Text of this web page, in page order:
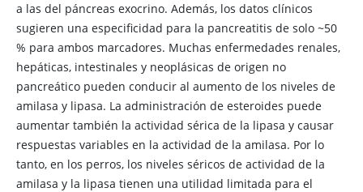
a las del páncreas exocrino. Además, los datos clínicos
sugieren una especificidad para la pancreatitis de solo ~50
% para ambos marcadores. Muchas enfermedades renales,
hepáticas, intestinales y neoplásicas de origen no
pancreático pueden conducir al aumento de los niveles de
amilasa y lipasa. La administración de esteroides puede
aumentar también la actividad sérica de la lipasa y causar
respuestas variables en la actividad de la amilasa. Por lo
tanto, en los perros, los niveles séricos de actividad de la
amilasa y la lipasa tienen una utilidad limitada para el